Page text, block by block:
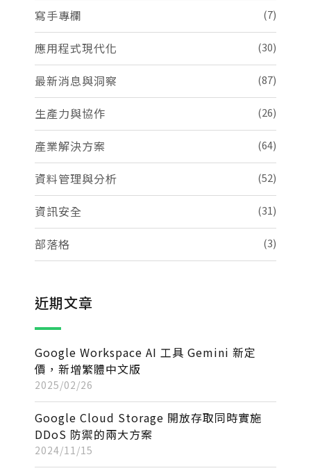
寫手專欄 (7)
應用程式現代化 (30)
最新消息與洞察 (87)
生產力與協作 (26)
產業解決方案 (64)
資料管理與分析 (52)
資訊安全 (31)
部落格 (3)
近期文章
Google Workspace AI 工具 Gemini 新定
價，新增繁體中文版
2025/02/26
Google Cloud Storage 開放存取同時實施
DDoS 防禦的兩大方案
2024/11/15